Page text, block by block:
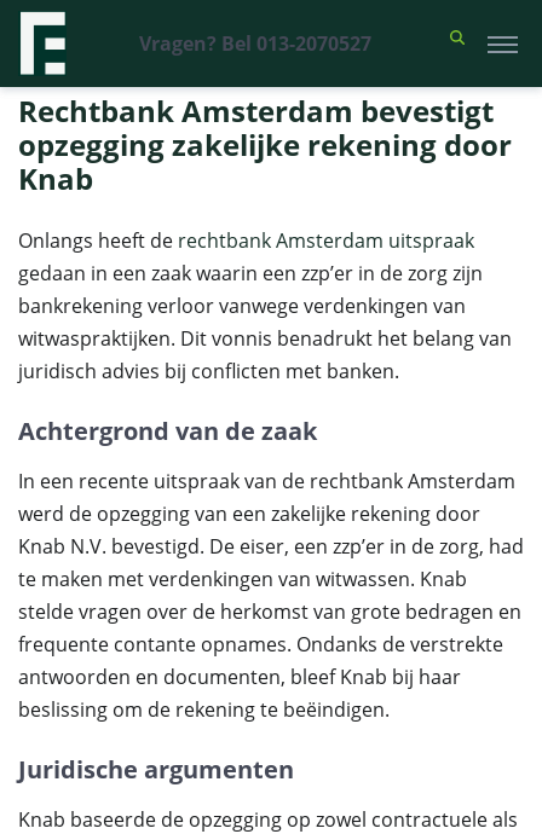
Vragen? Bel 013-2070527
Financieel Recht Advocaten >Uitspraken>Rechtbank Amsterdam
bevestigt opzegging zakelijke rekening door Knab
Rechtbank Amsterdam bevestigt
opzegging zakelijke rekening door
Knab
Onlangs heeft de rechtbank Amsterdam uitspraak
gedaan in een zaak waarin een zzp’er in de zorg zijn
bankrekening verloor vanwege verdenkingen van
witwaspraktijken. Dit vonnis benadrukt het belang van
juridisch advies bij conflicten met banken.
Achtergrond van de zaak
In een recente uitspraak van de rechtbank Amsterdam
werd de opzegging van een zakelijke rekening door
Knab N.V. bevestigd. De eiser, een zzp’er in de zorg, had
te maken met verdenkingen van witwassen. Knab
stelde vragen over de herkomst van grote bedragen en
frequente contante opnames. Ondanks de verstrekte
antwoorden en documenten, bleef Knab bij haar
beslissing om de rekening te beëindigen.
Juridische argumenten
Knab baseerde de opzegging op zowel contractuele als